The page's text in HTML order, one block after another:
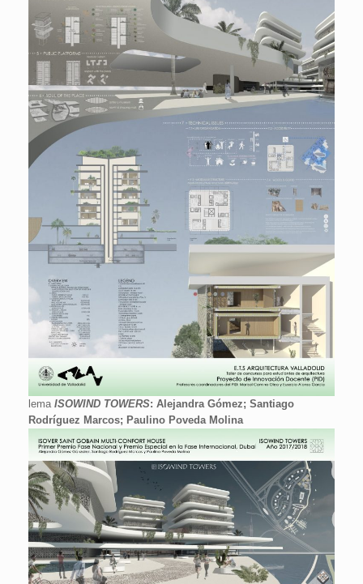
lema ISOWIND TOWERS: Alejandra Gómez; Santiago
Rodríguez Marcos; Paulino Poveda Molina